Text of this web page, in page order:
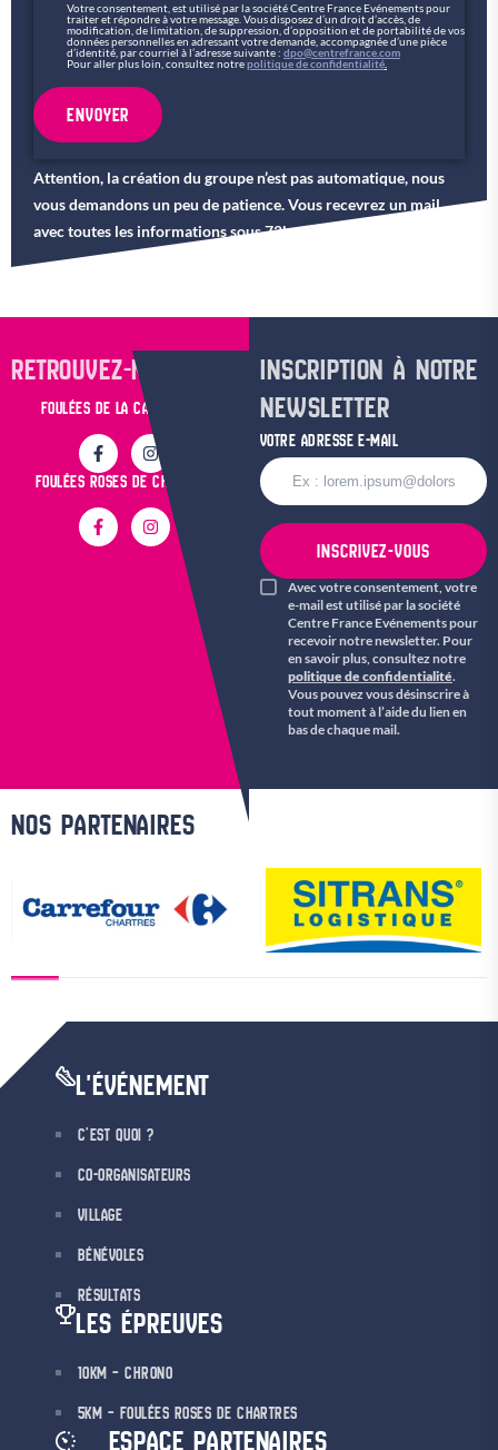
Votre consentement, est utilisé par la société Centre France Evénements pour
traiter et répondre à votre message. Vous disposez d’un droit d’accès, de
modification, de limitation, de suppression, d’opposition et de portabilité de vos
données personnelles en adressant votre demande, accompagnée d’une pièce
d’identité, par courriel à l’adresse suivante : dpo@centrefrance.com
Pour aller plus loin, consultez notrepolitique de confidentialité.
ENVOYER
Attention, la création du groupe n’est pas automatique, nous
vous demandons un peu de patience. Vous recevrez un mail
avec toutes les informations sous 72h ouvrables.
RETROUVEZ-NOUS SUR
FOULÉES DE LA CATHÉDRALE
FOULÉES ROSES DE CHARTRES
INSCRIPTION À NOTRE
NEWSLETTER
VOTRE ADRESSE E-MAIL
INSCRIVEZ-VOUS
Avec votre consentement, votre
e-mail est utilisé par la société
Centre France Evénements pour
recevoir notre newsletter. Pour
en savoir plus, consultez notre
politique de confidentialité.
Vous pouvez vous désinscrire à
tout moment à l’aide du lien en
bas de chaque mail.
NOS PARTENAIRES
L'ÉVÉNEMENT
C’EST QUOI ?
CO-ORGANISATEURS
VILLAGE
BÉNÉVOLES
RÉSULTATS
LES ÉPREUVES
10KM – CHRONO
5KM – FOULÉES ROSES DE CHARTRES
ESPACE PARTENAIRES